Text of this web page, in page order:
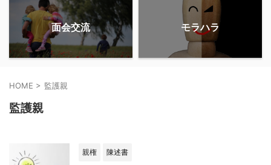
面会交流 モラハラ
HOME > 監護親
監護親
親権 陳述書